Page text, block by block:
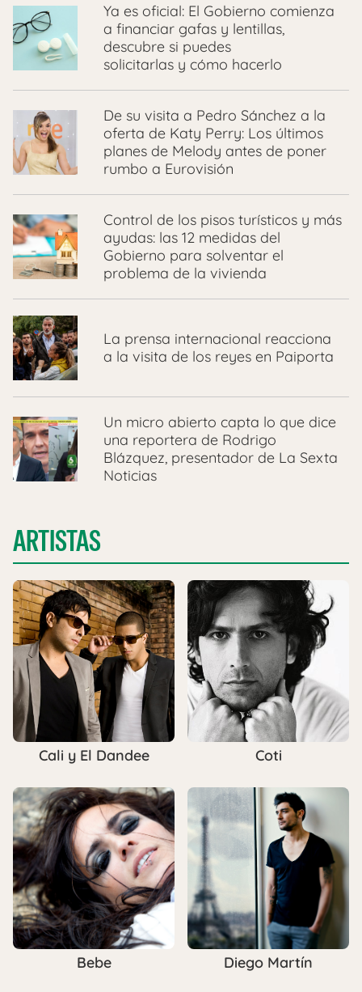
Ya es oficial: El Gobierno comienza
a financiar gafas y lentillas,
descubre si puedes
solicitarlas y cómo hacerlo
De su visita a Pedro Sánchez a la
oferta de Katy Perry: Los últimos
planes de Melody antes de poner
rumbo a Eurovisión
Control de los pisos turísticos y más
ayudas: las 12 medidas del
Gobierno para solventar el
problema de la vivienda
La prensa internacional reacciona
a la visita de los reyes en Paiporta
Un micro abierto capta lo que dice
una reportera de Rodrigo
Blázquez, presentador de La Sexta
Noticias
ARTISTAS
Cali y El Dandee Coti
Bebe Diego Martín